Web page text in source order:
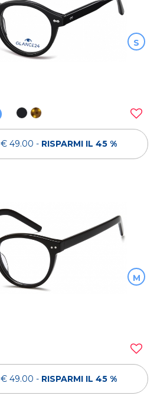
S
€ 49.00 - RISPARMI IL 45 %
M
€ 49.00 - RISPARMI IL 45 %